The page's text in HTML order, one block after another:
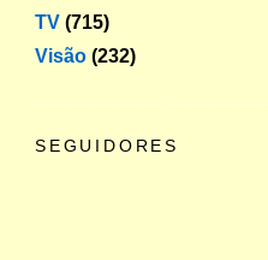
TV (715)
Visão (232)
SEGUIDORES